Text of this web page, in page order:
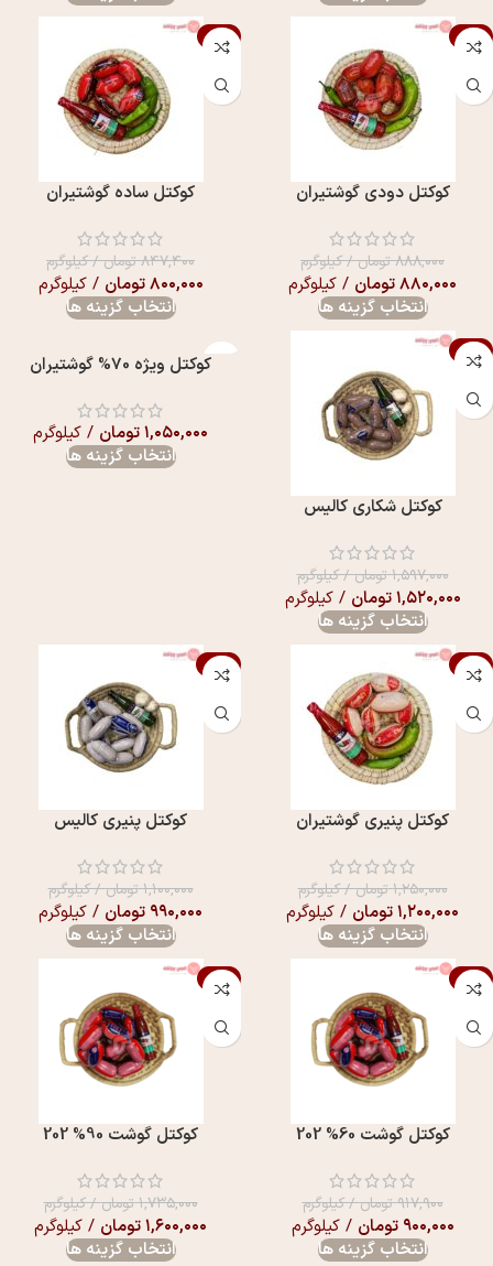
-1%
کوکتل دودی گوشتیران
۸۸۸,۰۰۰تومان/ کیلوگرم
۸۸۰,۰۰۰تومان / کیلوگرم
انتخاب گزینه ها
-6%
کوکتل ساده گوشتیران
۸۴۷,۴۰۰تومان/ کیلوگرم
۸۰۰,۰۰۰تومان / کیلوگرم
انتخاب گزینه ها
-5%
کوکتل شکاری کالیس
۱,۵۹۷,۰۰۰تومان/ کیلوگرم
۱,۵۲۰,۰۰۰تومان / کیلوگرم
انتخاب گزینه ها
کوکتل ویژه 70% گوشتیران
۱,۰۵۰,۰۰۰تومان / کیلوگرم
انتخاب گزینه ها
-4%
کوکتل پنيری گوشتیران
۱,۲۵۰,۰۰۰تومان/ کیلوگرم
۱,۲۰۰,۰۰۰تومان / کیلوگرم
انتخاب گزینه ها
-10%
کوکتل پنیری کالیس
۱,۱۰۰,۰۰۰تومان/ کیلوگرم
۹۹۰,۰۰۰ تومان / کیلوگرم
انتخاب گزینه ها
-2%
کوکتل گوشت 60% 202
۹۱۷,۹۰۰تومان/ کیلوگرم
۹۰۰,۰۰۰ تومان / کیلوگرم
انتخاب گزینه ها
-8%
کوکتل گوشت 90% 202
۱,۷۳۵,۰۰۰تومان/ کیلوگرم
۱,۶۰۰,۰۰۰تومان / کیلوگرم
انتخاب گزینه ها